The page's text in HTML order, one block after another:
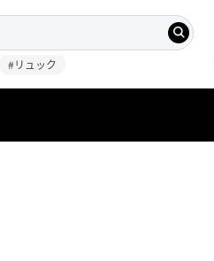
#リュック